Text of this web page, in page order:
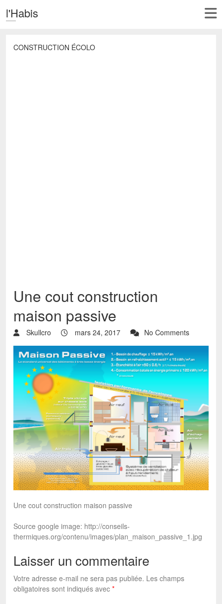
l'Habis
CONSTRUCTION ÉCOLO
Une cout construction
maison passive
Skullcro mars 24, 2017 No Comments
Une cout construction maison passive
Source google image: http://conseils-
thermiques.org/contenu/images/plan_maison_passive_1.jpg
Laisser un commentaire
Votre adresse e-mail ne sera pas publiée. Les champs
obligatoires sont indiqués avec *